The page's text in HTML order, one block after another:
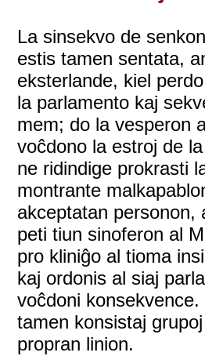
La sinsekvo de
estis tamen sentata,
eksterlande, kiel
la parlamento kaj
mem; do la vesperon
voĉdono la estroj de
ne ridindige prokrasti
montrante
akceptatan personon,
peti tiun sinoferon al
pro kliniĝo al tioma
kaj ordonis al siaj
voĉdoni
tamen konsistaj
propran linion.